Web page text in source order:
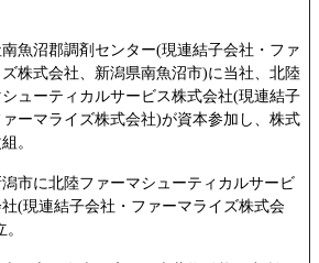
魚沼郡調剤センター(現連結子会社・ファ
株式会社、新潟県南魚沼市)に当社、北陸
ューティカルサービス株式会社(現連結子
ーマライズ株式会社)が資本参加し、株式
。
市に北陸ファーマシューティカルサービ
(現連結子会社・ファーマライズ株式会